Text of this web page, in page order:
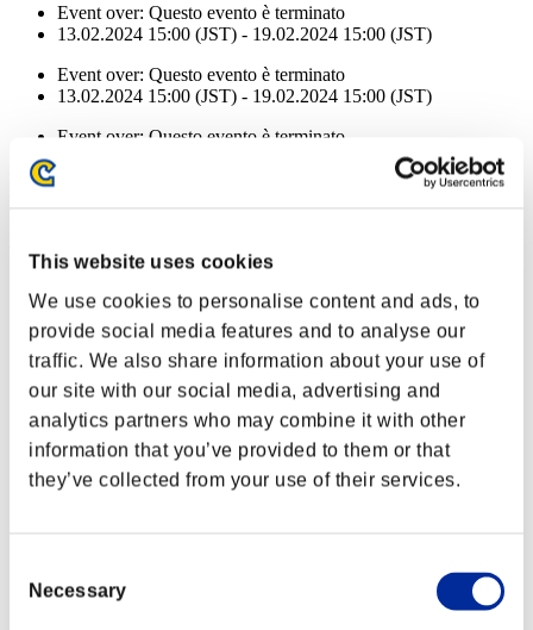
This website uses cookies
We use cookies to personalise content and ads, to
provide social media features and to analyse our
traffic. We also share information about your use of
our site with our social media, advertising and
analytics partners who may combine it with other
information that you’ve provided to them or that
they’ve collected from your use of their services.
Selection
Necessary
Event over: Questo evento è terminato
13.02.2024 15:00 (JST) - 19.02.2024 15:00 (JST)
Event over: Questo evento è terminato
13.02.2024 15:00 (JST) - 19.02.2024 15:00 (JST)
Event over: Questo evento è terminato
13.02.2024 15:00 (JST) - 19.02.2024 15:00 (JST)
Ricompense
Per conseguimento
Liv. personaggio: 100 o meno
Killer avido
Liv. personaggio: 80 o meno
Munizioni fuoco
Lv.4
Liv. personaggio: 70 o meno